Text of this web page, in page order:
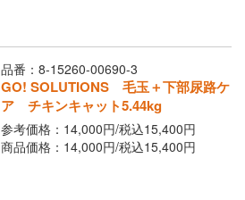
品番：8-15260-00690-3
GO! SOLUTIONS 毛玉＋下部尿路ケ
ア チキンキャット5.44kg
参考価格：14,000円/税込15,400円
商品価格：14,000円/税込15,400円